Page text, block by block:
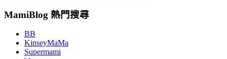
MamiBlog 熱門搜尋
BB
KinseyMaMa
Supermami